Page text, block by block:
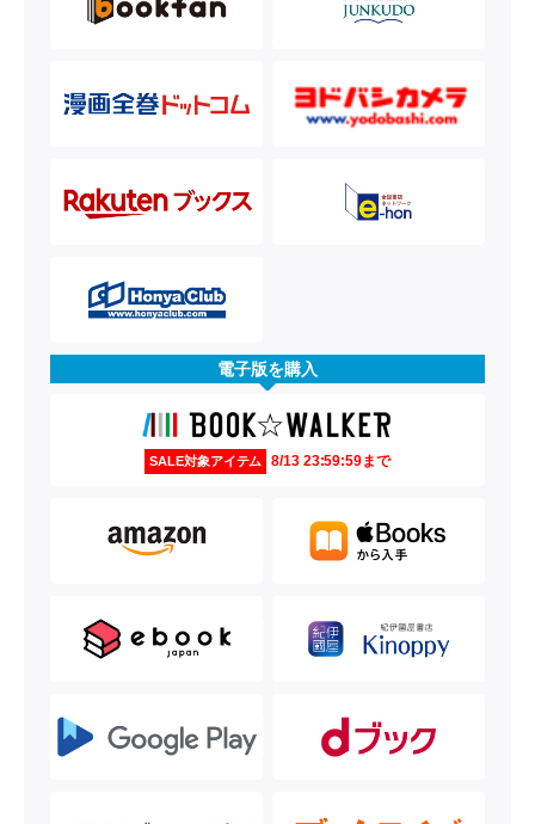
電子版を購入
SALE対象アイテム 8/13 23:59:59まで